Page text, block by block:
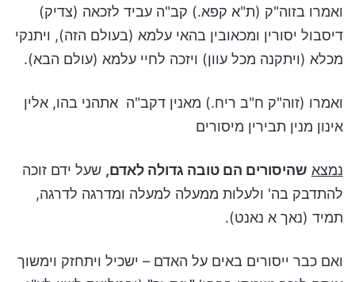
ואמרו בזוה"ק (ת"א קפא.) קב"ה עביד לזכאה (צדיק)
דיסבול יסורין ומכאובין בהאי עלמא (בעולם הזה), ויתנקי
מכלא (ויתקנה מכל עוון) ויזכה לחיי עלמא (עולם הבא).
ואמרו (זוה"ק ח"ב ריח.) מאנין דקב"ה אתהני בהו, אלין
אינון מנין תבירין מיסורים
נמצא שהיסורים הם טובה גדולה לאדם, שעל ידם זוכה
להתדבק בה' ולעלות ממעלה למעלה ומדרגה לדרגה,
תמיד (נאך א נאנט).
ואם כבר ייסורים באים על האדם – ישכיל ויתחזק וימשוך